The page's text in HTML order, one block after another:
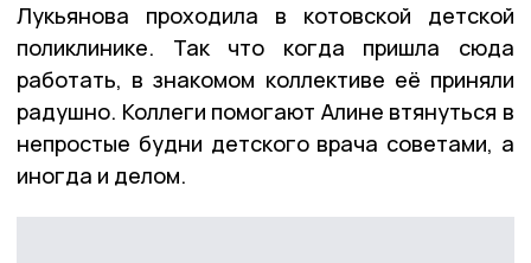
Лукьянова проходила в котовской детской
поликлинике. Так что когда пришла сюда
работать, в знакомом коллективе её приняли
радушно. Коллеги помогают Алине втянуться в
непростые будни детского врача советами, а
иногда и делом.